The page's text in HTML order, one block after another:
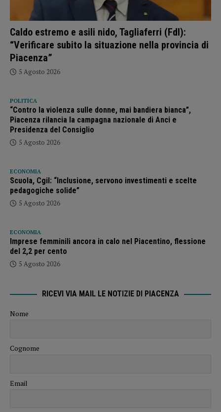
Caldo estremo e asili nido, Tagliaferri (FdI):
“Verificare subito la situazione nella provincia di
Piacenza”
5 Agosto 2026
POLITICA
“Contro la violenza sulle donne, mai bandiera bianca”,
Piacenza rilancia la campagna nazionale di Anci e
Presidenza del Consiglio
5 Agosto 2026
ECONOMIA
Scuola, Cgil: “Inclusione, servono investimenti e scelte
pedagogiche solide”
5 Agosto 2026
ECONOMIA
Imprese femminili ancora in calo nel Piacentino, flessione
del 2,2 per cento
5 Agosto 2026
RICEVI VIA MAIL LE NOTIZIE DI PIACENZA
Nome
Cognome
Email